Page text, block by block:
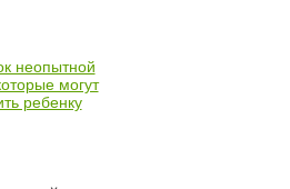
неопытной
могут
ребенку